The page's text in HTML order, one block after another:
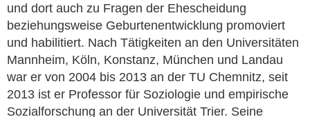
und dort auch zu Fragen der Ehescheidung
beziehungsweise Geburtenentwicklung promoviert
und habilitiert. Nach Tätigkeiten an den Universitäten
Mannheim, Köln, Konstanz, München und Landau
war er von 2004 bis 2013 an der TU Chemnitz, seit
2013 ist er Professor für Soziologie und empirische
Sozialforschung an der Universität Trier. Seine